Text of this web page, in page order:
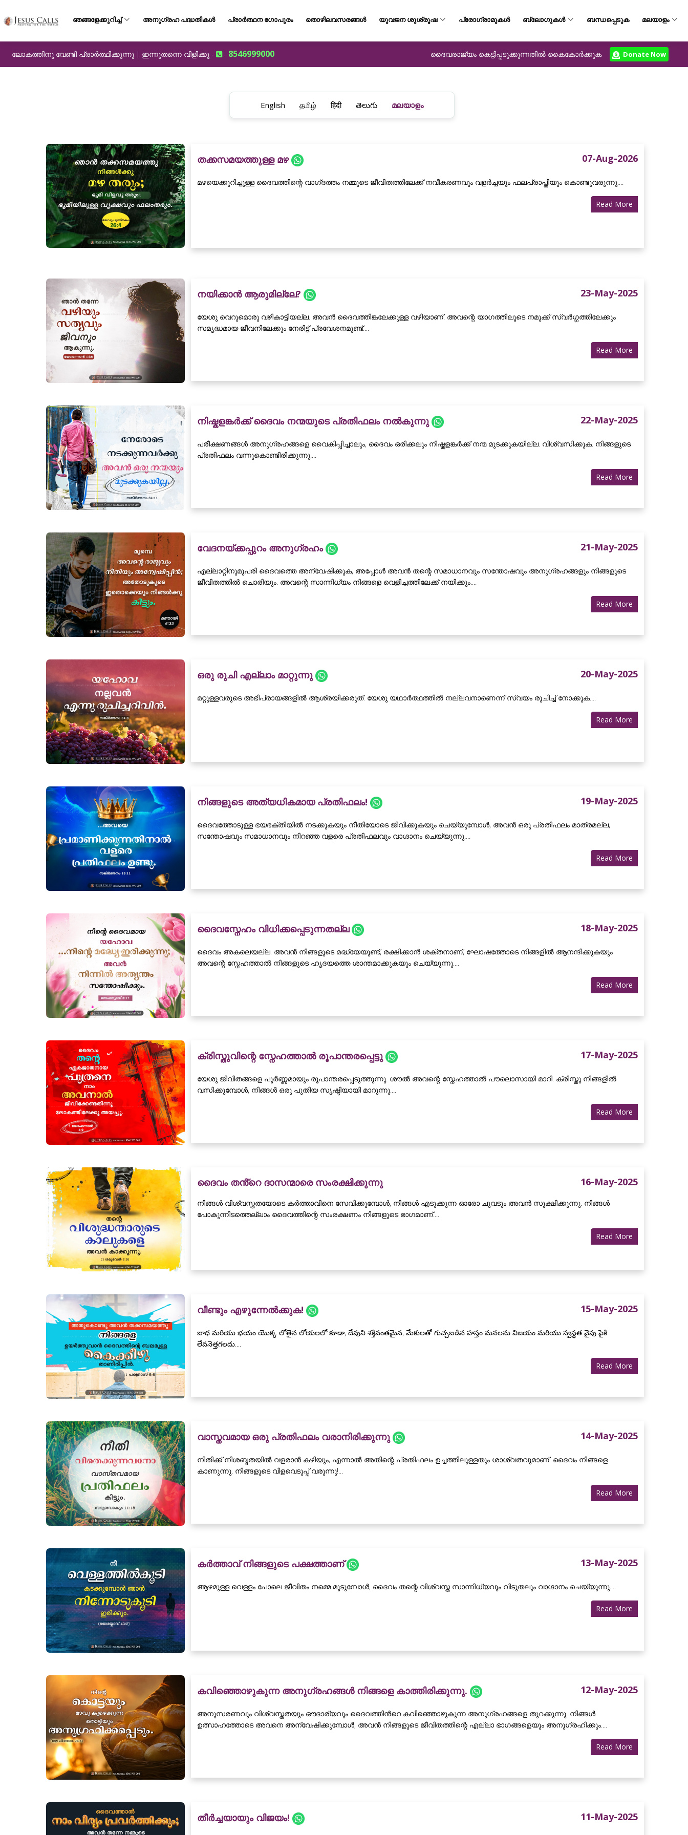
ഞങ്ങളേക്കുറിച്ച് അനുഗ്രഹ പദ്ധതികൾ പ്രാർത്ഥന ഗോപുരം തൊഴിലവസരങ്ങൾ യുവജന ശുശ്രൂഷ പ്രോഗ്രാമുകൾ ബ്ലോഗുകൾ ബന്ധപ്പെടുക മലയാളം
ലോകത്തിനു വേണ്ടി പ്രാർത്ഥിക്കുന്നു | ഇന്നുതന്നെ വിളിക്കൂ - 8546999000 ദൈവരാജ്യം കെട്ടിപ്പടുക്കുന്നതിൽ കൈകോർക്കുക Donate Now
English தமிழ் हिंदी తెలుగు മലയാളം
തക്കസമയത്തുള്ള മഴ 07-Aug-2026
മഴയെക്കുറിച്ചുള്ള ദൈവത്തിന്റെ വാഗ്‌ദത്തം നമ്മുടെ ജീവിതത്തിലേക്ക് നവീകരണവും വളർച്ചയും ഫലപ്രാപ്തിയും കൊണ്ടുവരുന്നു....
Read More
നയിക്കാൻ ആരുമില്ലേ? 23-May-2025
യേശു വെറുമൊരു വഴികാട്ടിയല്ല. അവൻ ദൈവത്തിങ്കലേക്കുള്ള വഴിയാണ്. അവന്റെ യാഗത്തിലൂടെ നമുക്ക് സ്വർഗ്ഗത്തിലേക്കും
സമൃദ്ധമായ ജീവനിലേക്കും നേരിട്ട് പ്രവേശനമുണ്ട്....
Read More
നിഷ്കളങ്കർക്ക് ദൈവം നന്മയുടെ പ്രതിഫലം നൽകുന്നു 22-May-2025
പരീക്ഷണങ്ങൾ അനുഗ്രഹങ്ങളെ വൈകിപ്പിച്ചാലും, ദൈവം ഒരിക്കലും നിഷ്കളങ്കർക്ക് നന്മ മുടക്കുകയില്ല. വിശ്വസിക്കുക. നിങ്ങളുടെ
പ്രതിഫലം വന്നുകൊണ്ടിരിക്കുന്നു....
Read More
വേദനയ്ക്കപ്പുറം അനുഗ്രഹം 21-May-2025
എല്ലാറ്റിനുമുപരി ദൈവത്തെ അന്വേഷിക്കുക, അപ്പോൾ അവൻ തന്റെ സമാധാനവും സന്തോഷവും അനുഗ്രഹങ്ങളും നിങ്ങളുടെ
ജീവിതത്തിൽ ചൊരിയും. അവന്റെ സാന്നിധ്യം നിങ്ങളെ വെളിച്ചത്തിലേക്ക് നയിക്കും....
Read More
ഒരു രുചി എല്ലാം മാറ്റുന്നു 20-May-2025
മറ്റുള്ളവരുടെ അഭിപ്രായങ്ങളിൽ ആശ്രയിക്കരുത്. യേശു യഥാർത്ഥത്തിൽ നല്ലവനാണെന്ന് സ്വയം രുചിച്ച് നോക്കുക....
Read More
നിങ്ങളുടെ അത്യധികമായ പ്രതിഫലം! 19-May-2025
ദൈവത്തോടുള്ള ഭയഭക്തിയിൽ നടക്കുകയും നീതിയോടെ ജീവിക്കുകയും ചെയ്യുമ്പോൾ, അവൻ ഒരു പ്രതിഫലം മാത്രമല്ല,
സന്തോഷവും സമാധാനവും നിറഞ്ഞ വളരെ പ്രതിഫലവും വാഗ്ദാനം ചെയ്യുന്നു....
Read More
ദൈവസ്നേഹം വിധിക്കപ്പെടുന്നതല്ല 18-May-2025
ദൈവം അകലെയല്ല. അവൻ നിങ്ങളുടെ മദ്ധ്യേയുണ്ട്, രക്ഷിക്കാൻ ശക്തനാണ്, ഘോഷത്തോടെ നിങ്ങളിൽ ആനന്ദിക്കുകയും
അവന്റെ സ്നേഹത്താൽ നിങ്ങളുടെ ഹൃദയത്തെ ശാന്തമാക്കുകയും ചെയ്യുന്നു....
Read More
ക്രിസ്തുവിന്റെ സ്നേഹത്താൽ രൂപാന്തരപ്പെട്ടു 17-May-2025
യേശു ജീവിതങ്ങളെ പൂർണ്ണമായും രൂപാന്തരപ്പെടുത്തുന്നു. ശൗൽ അവന്റെ സ്നേഹത്താൽ പൗലൊസായി മാറി. ക്രിസ്തു നിങ്ങളിൽ
വസിക്കുമ്പോൾ, നിങ്ങൾ ഒരു പുതിയ സൃഷ്ടിയായി മാറുന്നു....
Read More
ദൈവം തൻ്റെ ദാസന്മാരെ സംരക്ഷിക്കുന്നു 16-May-2025
നിങ്ങൾ വിശ്വസ്തതയോടെ കർത്താവിനെ സേവിക്കുമ്പോൾ, നിങ്ങൾ എടുക്കുന്ന ഓരോ ചുവടും അവൻ സൂക്ഷിക്കുന്നു. നിങ്ങൾ
പോകുന്നിടത്തെല്ലാം ദൈവത്തിന്റെ സംരക്ഷണം നിങ്ങളുടെ ഭാഗമാണ്....
Read More
വീണ്ടും എഴുന്നേൽക്കുക! 15-May-2025
బాధ మరియు భయం యొక్క లోతైన లోయలలో కూడా, దేవుని శక్తివంతమైన, మేకులతో గుచ్చబడిన హస్తం మనలను విజయం మరియు స్వస్థత వైపు పైకి
లేవనెత్తగలదు....
Read More
വാസ്തവമായ ഒരു പ്രതിഫലം വരാനിരിക്കുന്നു 14-May-2025
നീതിക്ക് നിശബ്ദതയിൽ വളരാൻ കഴിയും, എന്നാൽ അതിന്റെ പ്രതിഫലം ഉച്ചത്തിലുള്ളതും ശാശ്വതവുമാണ്. ദൈവം നിങ്ങളെ
കാണുന്നു. നിങ്ങളുടെ വിളവെടുപ്പ് വരുന്നു!...
Read More
കർത്താവ് നിങ്ങളുടെ പക്ഷത്താണ് 13-May-2025
ആഴമുള്ള വെള്ളം പോലെ ജീവിതം നമ്മെ മൂടുമ്പോൾ, ദൈവം തന്റെ വിശ്വസ്ത സാന്നിധ്യവും വിടുതലും വാഗ്ദാനം ചെയ്യുന്നു....
Read More
കവിഞ്ഞൊഴുകുന്ന അനുഗ്രഹങ്ങൾ നിങ്ങളെ കാത്തിരിക്കുന്നു. 12-May-2025
അനുസരണവും വിശ്വസ്തതയും ഔദാര്യവും ദൈവത്തിൻറെ കവിഞ്ഞൊഴുകുന്ന അനുഗ്രഹങ്ങളെ തുറക്കുന്നു. നിങ്ങൾ
ഉത്സാഹത്തോടെ അവനെ അന്വേഷിക്കുമ്പോൾ, അവൻ നിങ്ങളുടെ ജീവിതത്തിന്റെ എല്ലാ ഭാഗങ്ങളെയും അനുഗ്രഹിക്കും....
Read More
തീർച്ചയായും വിജയം! 11-May-2025